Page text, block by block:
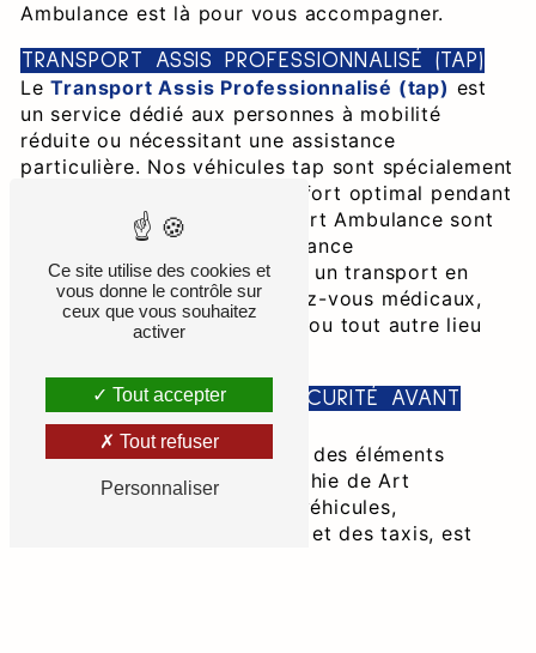
Ambulance est là pour vous accompagner.
TRANSPORT ASSIS PROFESSIONNALISÉ (TAP)
LeTransport Assis Professionnalisé (tap) est
un service dédié aux personnes à mobilité
réduite ou nécessitant une assistance
particulière. Nos véhicules tap sont spécialement
équipés pour assurer un confort optimal pendant
le trajet. Les chauffeurs de Art Ambulance sont
formés pour offrir une assistance
professionnelle, garantissant un transport en
toute sécurité vers les rendez-vous médicaux,
les établissements de santé, ou tout autre lieu
FLOTTE DE QUALITÉ ET SÉCURITÉ AVANT
TOUT
La qualité et la sécurité sont des éléments
fondamentaux de la philosophie de Art
Ambulance. Notre flotte de véhicules,
comprenant des ambulances et des taxis, est
Ce site utilise des cookies et
vous donne le contrôle sur
ceux que vous souhaitez
activer
Tout accepter
Tout refuser
Personnaliser